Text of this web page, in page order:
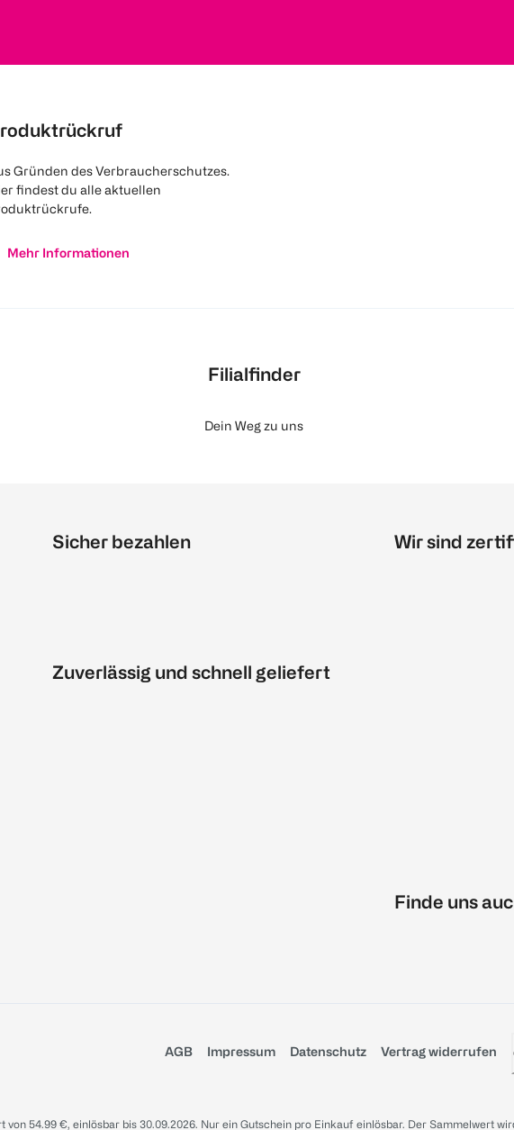
Gründen des Verbraucherschutzes.
findest du alle aktuellen
Mehr Informationen
Filialfinder
Dein Weg zu uns
Sicher bezahlen
Zuverlässig und schnell geliefert
Wir sind
Finde uns
AGB Impressum Datenschutz Vertrag widerrufen
54.99 €, einlösbar bis 30.09.2026. Nur ein Gutschein pro Einkauf einlösbar. Der Sammelwert